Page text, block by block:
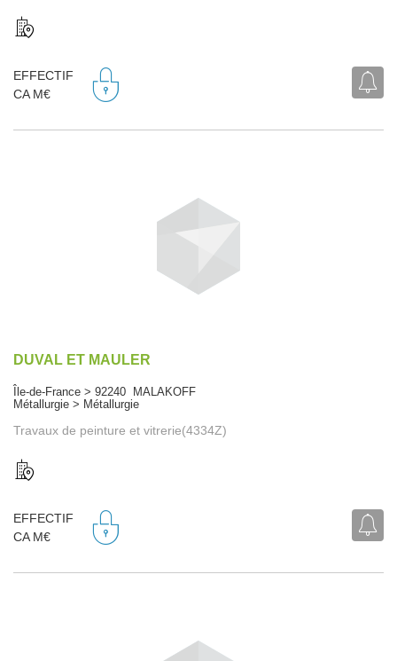
EFFECTIF
CA M€
DUVAL ET MAULER
Île-de-France > 92240 MALAKOFF
Métallurgie > Métallurgie
Travaux de peinture et vitrerie(4334Z)
EFFECTIF
CA M€